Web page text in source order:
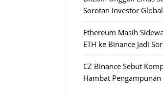
Sorotan Investor Global
Ethereum Masih
ETH ke Binance Jadi
CZ Binance Sebut
Hambat